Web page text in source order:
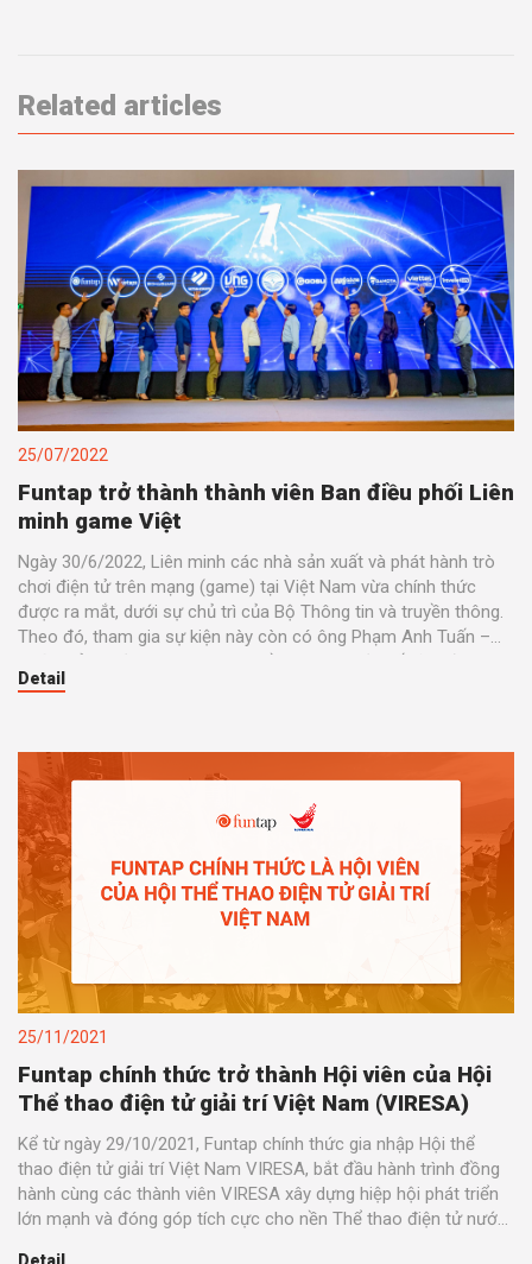
Related articles
25/07/2022
Funtap trở thành thành viên Ban điều phối Liên
minh game Việt
Ngày 30/6/2022, Liên minh các nhà sản xuất và phát hành trò
chơi điện tử trên mạng (game) tại Việt Nam vừa chính thức
được ra mắt, dưới sự chủ trì của Bộ Thông tin và truyền thông.
Theo đó, tham gia sự kiện này còn có ông Phạm Anh Tuấn –
Thứ trưởng Bộ Thông tin và Truyền thông, một số lãnh đạo và
khách mời.
Detail
25/11/2021
Funtap chính thức trở thành Hội viên của Hội
Thể thao điện tử giải trí Việt Nam (VIRESA)
Kể từ ngày 29/10/2021, Funtap chính thức gia nhập Hội thể
thao điện tử giải trí Việt Nam VIRESA, bắt đầu hành trình đồng
hành cùng các thành viên VIRESA xây dựng hiệp hội phát triển
lớn mạnh và đóng góp tích cực cho nền Thể thao điện tử nước